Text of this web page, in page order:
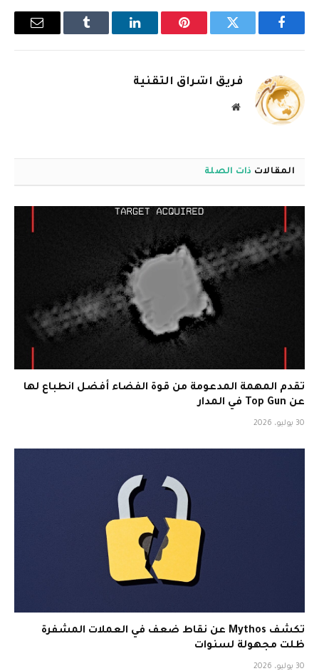
فيسبوك تويتر بينتيريستلينكدإن Tumblr
البريد
فريق اشراق التقنية
موقع
المقالات ذات الصلة
تقدم المهمة المدعومة من قوة الفضاء أفضل انطباع لها
عن Top Gun في المدار
30 يوليو، 2026
تكشف Mythos عن نقاط ضعف في العملات المشفرة
ظلت مجهولة لسنوات
30 يوليو، 2026